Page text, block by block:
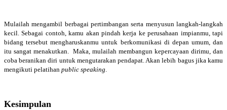
Mulailah mengambil berbagai pertimbangan serta menyusun langkah-langkah
kecil. Sebagai contoh, kamu akan pindah kerja ke perusahaan impianmu, tapi
bidang tersebut mengharuskanmu untuk berkomunikasi di depan umum, dan
itu sangat menakutkan. Maka, mulailah membangun kepercayaan dirimu, dan
coba beranikan diri untuk mengutarakan pendapat. Akan lebih bagus jika kamu
mengikuti pelatihan public speaking
Kesimpulan